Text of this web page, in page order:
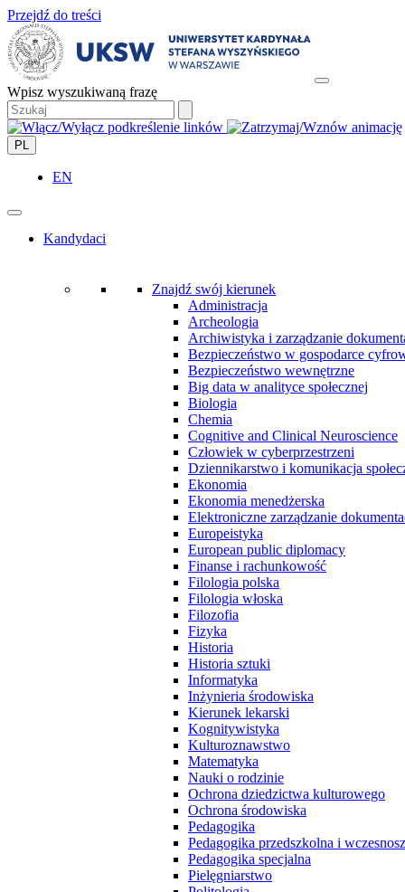
Przejdź do treści
Wpisz wyszukiwaną frazę
PL
EN
Kandydaci
Znajdź swój kierunek
Administracja
Archeologia
Archiwistyka i zarządzanie
Bezpieczeństwo w gospodarce
Bezpieczeństwo wewnętrzne
Big data w analityce społecznej
Biologia
Chemia
Cognitive and Clinical Neuroscience
Człowiek w cyberprzestrzeni
Dziennikarstwo i komunikacja
Ekonomia
Ekonomia menedżerska
Elektroniczne zarządzanie
Europeistyka
European public diplomacy
Finanse i rachunkowość
Filologia polska
Filologia włoska
Filozofia
Fizyka
Historia
Historia sztuki
Informatyka
Inżynieria środowiska
Kierunek lekarski
Kognitywistyka
Kulturoznawstwo
Matematyka
Nauki o rodzinie
Ochrona dziedzictwa kulturowego
Ochrona środowiska
Pedagogika
Pedagogika przedszkolna i
Pedagogika specjalna
Pielęgniarstwo